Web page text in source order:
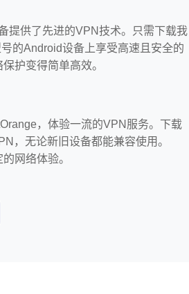
提供了先进的VPN技术。只需下载我
的Android设备上享受高速且安全的
护变得简单高效。
，体验一流的VPN服务。下载
，无论新旧设备都能兼容使用。
网络体验。